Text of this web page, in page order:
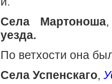
Села Мартоноша
уезда.
По ветхости она
Села Успенскаго,